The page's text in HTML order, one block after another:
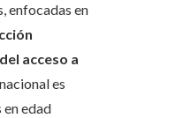
enfocadas en
acceso a
es
en edad